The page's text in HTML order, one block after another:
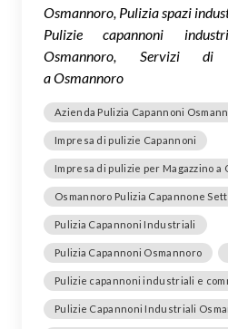
Osmannoro, Pulizia spazi
Pulizie capannoni
Osmannoro, Servizi di
a Osmannoro
Azienda Pulizia Capannoni
Impresa di pulizie Capannoni
Impresa di pulizie per Magazzino a
Osmannoro Pulizia Capannone
Pulizia Capannoni Industriali
Pulizia Capannoni Osmannoro
Pulizie capannoni industriali e
Pulizie Capannoni Industriali